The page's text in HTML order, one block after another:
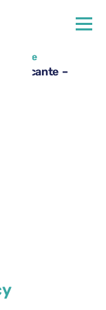
di Alicante –